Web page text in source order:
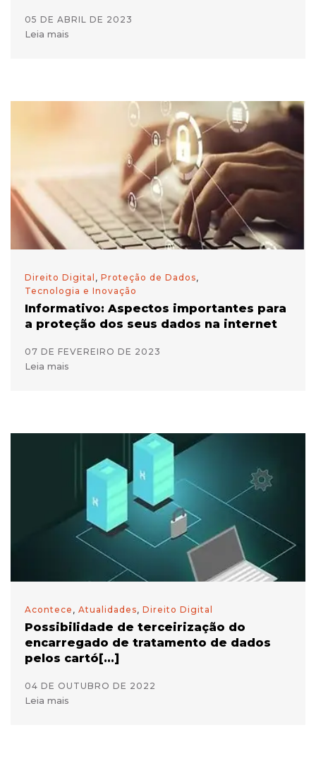
05 DE ABRIL DE 2023
Leia mais
Direito Digital , Proteção de Dados,
Tecnologia e Inovação
Informativo: Aspectos importantes para
a proteção dos seus dados na internet
07 DE FEVEREIRO DE 2023
Leia mais
Acontece , Atualidades, Direito Digital
Possibilidade de terceirização do
encarregado de tratamento de dados
pelos cartó[...]
04 DE OUTUBRO DE 2022
Leia mais